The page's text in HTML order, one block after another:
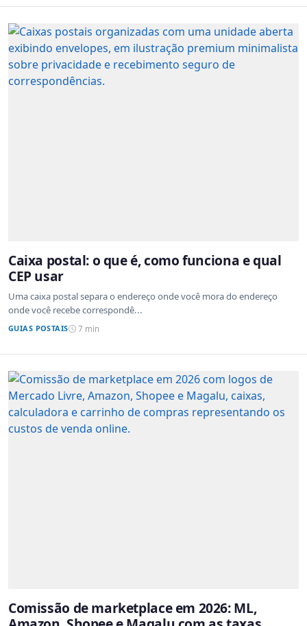
Caixa postal: o que é, como funciona e qual
CEP usar
Uma caixa postal separa o endereço onde você mora do endereço
onde você recebe correspondê...
GUIAS POSTAIS 7 min
Comissão de marketplace em 2026: ML,